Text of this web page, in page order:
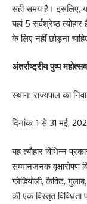
सही समय है। इसलिए,
यहां 5 सर्वश्रेष्ठ
के लिए नहीं छोड़ना
अंतर्राष्ट्रीय पुष्प महोत्सव
स्थान: राज्यपाल का
दिनांक: 1 से 31 मई,
यह त्यौहार विभिन्न
सम्मानजनक वृक्षारोपण
ग्लेडियोली, कैक्टि,
की एक विस्तृत